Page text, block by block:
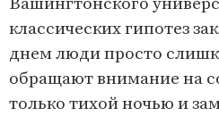
Вашингтонского
классических гипотез
днем люди просто
обращают внимание на
только тихой ночью и